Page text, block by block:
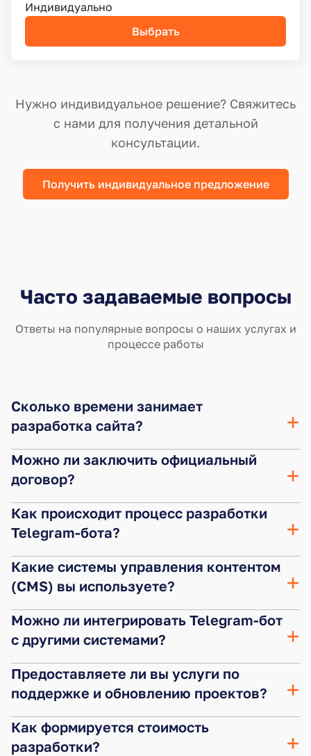
Индивидуально
Выбрать
Нужно индивидуальное решение? Свяжитесь
с нами для получения детальной
консультации.
Получить индивидуальное предложение
Часто задаваемые вопросы
Ответы на популярные вопросы о наших услугах и
процессе работы
Сколько времени занимает
разработка сайта?
Можно ли заключить официальный
договор?
Как происходит процесс разработки
Telegram-бота?
Какие системы управления контентом
(CMS) вы используете?
Можно ли интегрировать Telegram-бот
с другими системами?
Предоставляете ли вы услуги по
поддержке и обновлению проектов?
Как формируется стоимость
разработки?